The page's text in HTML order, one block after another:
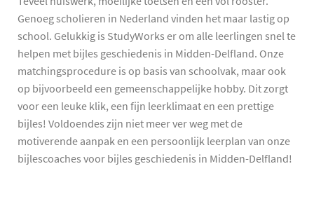
Genoeg scholieren in Nederland vinden het maar lastig op
school. Gelukkig is StudyWorks er om alle leerlingen snel te
helpen met bijles geschiedenis in Midden-Delfland. Onze
matchingsprocedure is op basis van schoolvak, maar ook
op bijvoorbeeld een gemeenschappelijke hobby. Dit zorgt
voor een leuke klik, een fijn leerklimaat en een prettige
bijles! Voldoendes zijn niet meer ver weg met de
motiverende aanpak en een persoonlijk leerplan van onze
bijlescoaches voor bijles geschiedenis in Midden-Delfland!